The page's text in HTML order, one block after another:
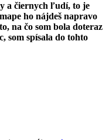
a čiernych ľudí, to je
ho nájdeš napravo
na čo som bola doteraz
som spísala do tohto